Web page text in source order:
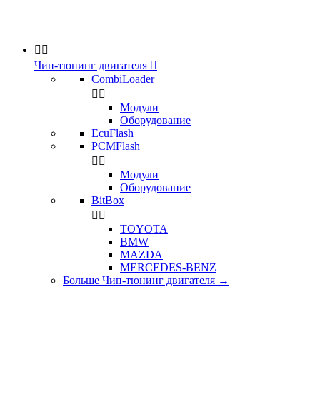
 
Чип-тюнинг двигателя 
CombiLoader
 
Модули
Оборудование
EcuFlash
PCMFlash
 
Модули
Оборудование
BitBox
 
TOYOTA
BMW
MAZDA
MERCEDES-BENZ
Больше Чип-тюнинг двигателя →